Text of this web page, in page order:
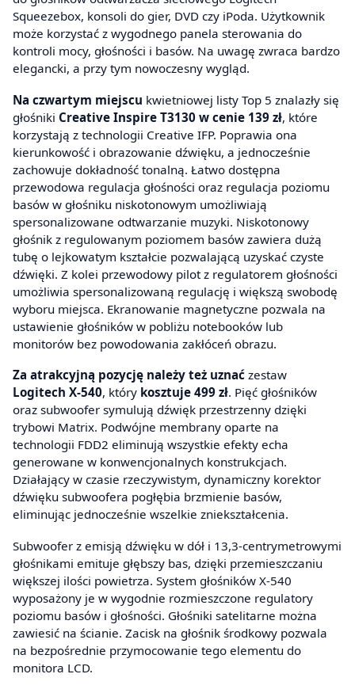
Squeezebox, konsoli do gier, DVD czy iPoda. Użytkownik
może korzystać z wygodnego panela sterowania do
kontroli mocy, głośności i basów. Na uwagę zwraca bardzo
elegancki, a przy tym nowoczesny wygląd.
Na czwartym miejscu kwietniowej listy Top 5 znalazły się
głośniki Creative Inspire T3130 w cenie 139 zł, które
korzystają z technologii Creative IFP. Poprawia ona
kierunkowość i obrazowanie dźwięku, a jednocześnie
zachowuje dokładność tonalną. Łatwo dostępna
przewodowa regulacja głośności oraz regulacja poziomu
basów w głośniku niskotonowym umożliwiają
spersonalizowane odtwarzanie muzyki. Niskotonowy
głośnik z regulowanym poziomem basów zawiera dużą
tubę o lejkowatym kształcie pozwalającą uzyskać czyste
dźwięki. Z kolei przewodowy pilot z regulatorem głośności
umożliwia spersonalizowaną regulację i większą swobodę
wyboru miejsca. Ekranowanie magnetyczne pozwala na
ustawienie głośników w pobliżu notebooków lub
monitorów bez powodowania zakłóceń obrazu.
Za atrakcyjną pozycję należy też uznać zestaw
Logitech X-540, który kosztuje 499 zł. Pięć głośników
oraz subwoofer symulują dźwięk przestrzenny dzięki
trybowi Matrix. Podwójne membrany oparte na
technologii FDD2 eliminują wszystkie efekty echa
generowane w konwencjonalnych konstrukcjach.
Działający w czasie rzeczywistym, dynamiczny korektor
dźwięku subwoofera pogłębia brzmienie basów,
eliminując jednocześnie wszelkie zniekształcenia.
Subwoofer z emisją dźwięku w dół i 13,3-centrymetrowymi
głośnikami emituje głębszy bas, dzięki przemieszczaniu
większej ilości powietrza. System głośników X-540
wyposażony je w wygodnie rozmieszczone regulatory
poziomu basów i głośności. Głośniki satelitarne można
zawiesić na ścianie. Zacisk na głośnik środkowy pozwala
na bezpośrednie przymocowanie tego elementu do
monitora LCD.